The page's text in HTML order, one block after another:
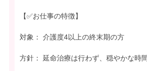
【✅お仕事の特徴】
対象： 介護度4以上の終末期の方
方針： 延命治療は行わず、穏やかな時